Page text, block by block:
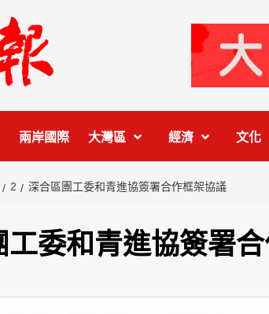
兩岸國際 大灣區 經濟 文化
2 深合區團工委和青進協簽署合作框架協議
工委和青進協簽署